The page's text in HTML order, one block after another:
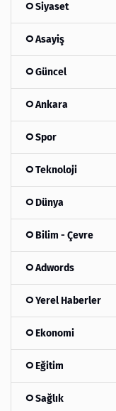
Siyaset
Asayiş
Güncel
Ankara
Spor
Teknoloji
Dünya
Bilim - Çevre
Adwords
Yerel Haberler
Ekonomi
Eğitim
Sağlık